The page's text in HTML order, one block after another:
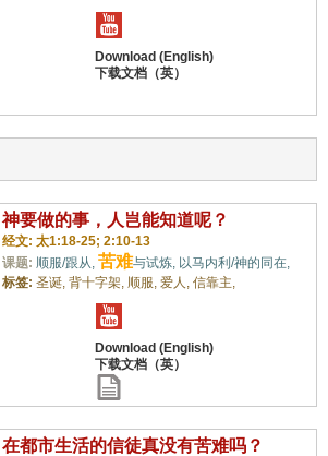
神要做的事，人岂能知道呢？
经文: 太1:18-25; 2:10-13
课题: 顺服/跟从, 苦难与试炼, 以马内利/神的同在,
标签: 圣诞, 背十字架, 顺服, 爱人, 信靠主,
在都市生活的信徒真没有苦难吗？